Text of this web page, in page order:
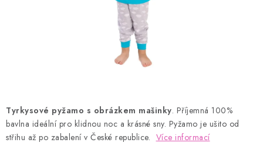
Doprava a platba
Postup pro vrácení a výměnu
Obchodní podmínky
Podmínky ochrany osobních údajů
Blog
Tyrkysové pyžamo s obrázkem mašinky. Příjemná 100%
bavlna ideální pro klidnou noc a krásné sny. Pyžamo je ušito od
střihu až po zabalení v České republice. Více informací